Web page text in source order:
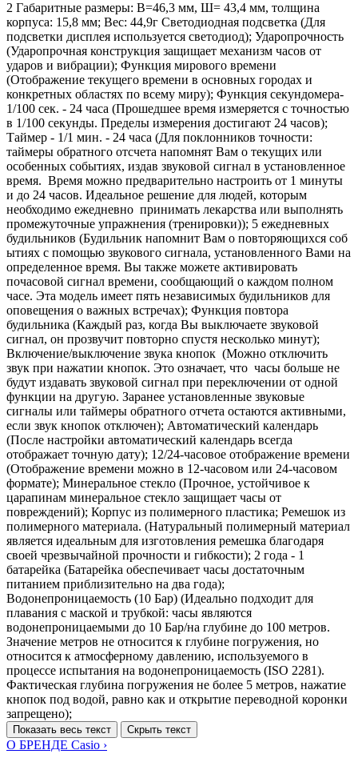
2 Габаритные размеры: В=46,3 мм, Ш= 43,4 мм, толщина
корпуса: 15,8 мм; Вес: 44,9г Светодиодная подсветка (Для
подсветки дисплея используется светодиод); Ударопрочность
(Ударопрочная конструкция защищает механизм часов от
ударов и вибрации); Функция мирового времени
(Отображение текущего времени в основных городах и
конкретных областях по всему миру); Функция секундомера-
1/100 сек. - 24 часа (Прошедшее время измеряется с точностью
в 1/100 секунды. Пределы измерения достигают 24 часов);
Таймер - 1/1 мин. - 24 часа (Для поклонников точности:
таймеры обратного отсчета напомнят Вам о текущих или
особенных событиях, издав звуковой сигнал в установленное
время. Время можно предварительно настроить от 1 минуты
и до 24 часов. Идеальное решение для людей, которым
необходимо ежедневно принимать лекарства или выполнять
промежуточные упражнения (тренировки)); 5 ежедневных
будильников (Будильник напомнит Вам о повторяющихся соб
ытиях с помощью звукового сигнала, установленного Вами на
определенное время. Вы также можете активировать
почасовой сигнал времени, сообщающий о каждом полном
часе. Эта модель имеет пять независимых будильников для
оповещения о важных встречах); Функция повтора
будильника (Каждый раз, когда Вы выключаете звуковой
сигнал, он прозвучит повторно спустя несколько минут);
Включение/выключение звука кнопок (Можно отключить
звук при нажатии кнопок. Это означает, что часы больше не
будут издавать звуковой сигнал при переключении от одной
функции на другую. Заранее установленные звуковые
сигналы или таймеры обратного отчета остаются активными,
если звук кнопок отключен); Автоматический календарь
(После настройки автоматический календарь всегда
отображает точную дату); 12/24-часовое отображение времени
(Отображение времени можно в 12-часовом или 24-часовом
формате); Минеральное стекло (Прочное, устойчивое к
царапинам минеральное стекло защищает часы от
повреждений); Корпус из полимерного пластика; Ремешок из
полимерного материала. (Натуральный полимерный материал
является идеальным для изготовления ремешка благодаря
своей чрезвычайной прочности и гибкости); 2 года - 1
батарейка (Батарейка обеспечивает часы достаточным
питанием приблизительно на два года);
Водонепроницаемость (10 Бар) (Идеально подходит для
плавания с маской и трубкой: часы являются
водонепроницаемыми до 10 Бар/на глубине до 100 метров.
Значение метров не относится к глубине погружения, но
относится к атмосферному давлению, используемого в
процессе испытания на водонепроницаемость (ISO 2281).
Фактическая глубина погружения не более 5 метров, нажатие
кнопок под водой, равно как и открытие переводной коронки
запрещено);
Показать весь текст Скрыть текст
О БРЕНДЕ Casio ›